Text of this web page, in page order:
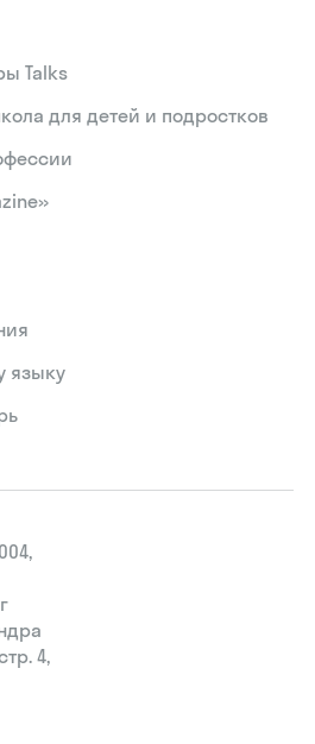
Talks
для детей и подростков
языку
4,